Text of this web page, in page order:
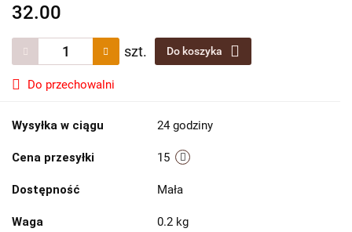
32.00
szt. Do koszyka
Do przechowalni
Wysyłka w ciągu 24 godziny
Cena przesyłki 15
Dostępność Mała
Waga 0.2 kg